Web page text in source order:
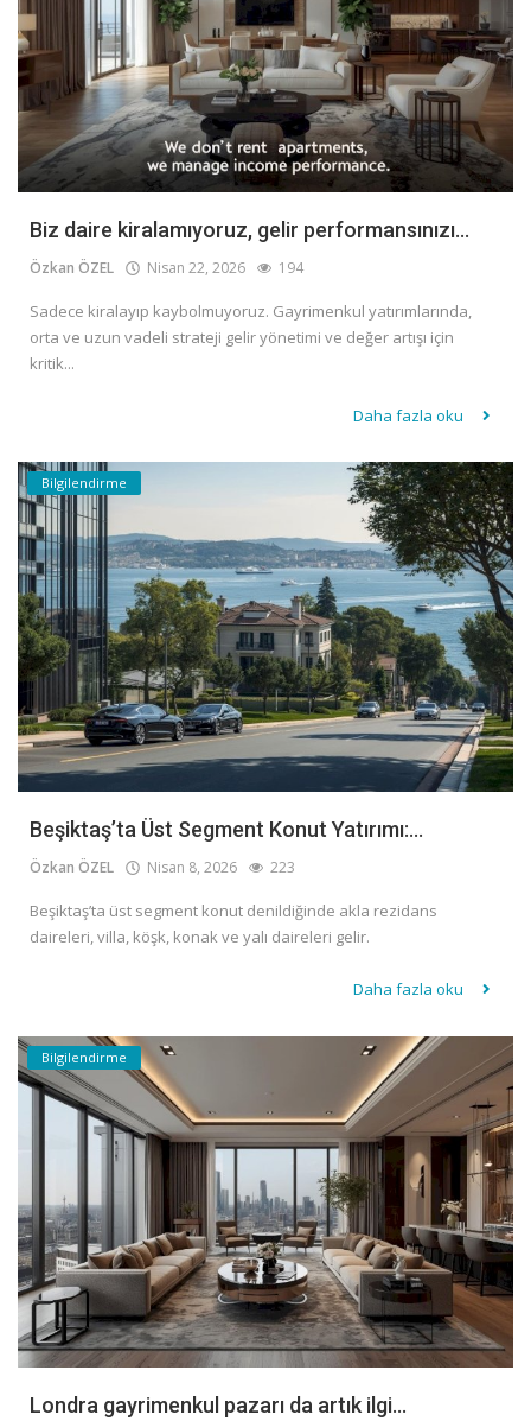
Biz daire kiralamıyoruz, gelir performansınızı...
Özkan ÖZEL Nisan 22, 2026 194
Sadece kiralayıp kaybolmuyoruz. Gayrimenkul yatırımlarında,
orta ve uzun vadeli strateji gelir yönetimi ve değer artışı için
kritik...
Daha fazla oku
Bilgilendirme
Beşiktaş’ta Üst Segment Konut Yatırımı:...
Özkan ÖZEL Nisan 8, 2026 223
Beşiktaş’ta üst segment konut denildiğinde akla rezidans
daireleri, villa, köşk, konak ve yalı daireleri gelir.
Daha fazla oku
Bilgilendirme
Londra gayrimenkul pazarı da artık ilgi...